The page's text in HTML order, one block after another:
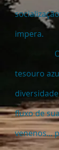
impera.
O
tesouro
fluxo de
venenos...